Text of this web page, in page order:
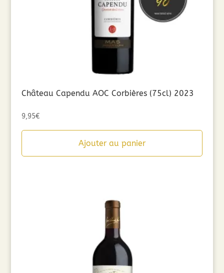
Château Capendu AOC Corbières (75cl) 2023
9,95€
Ajouter au panier